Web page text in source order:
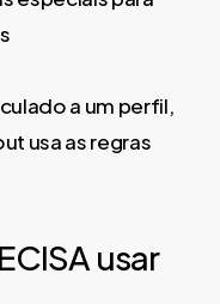
a um perfil,
usa as regras
usar